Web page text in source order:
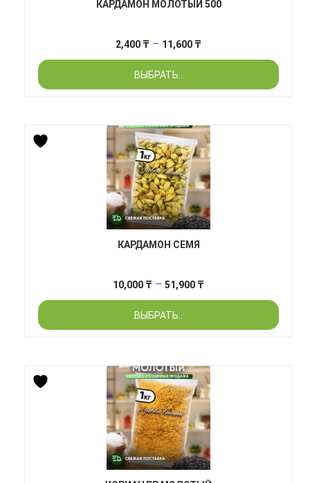
КАРДАМОН МОЛОТЫЙ 500
2,400 ₸ – 11,600 ₸
цен:
–
ВЫБРАТЬ..
КАРДАМОН СЕМЯ
10,000 ₸ – 51,900 ₸
цен:
–
ВЫБРАТЬ..